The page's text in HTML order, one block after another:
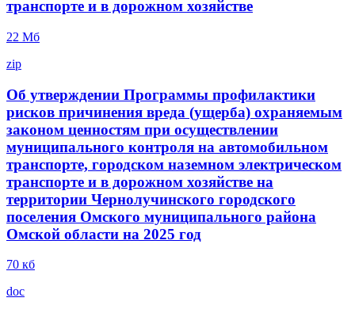
транспорте и в дорожном хозяйстве
22 Mб
zip
Об утверждении Программы профилактики
рисков причинения вреда (ущерба) охраняемым
законом ценностям при осуществлении
муниципального контроля на автомобильном
транспорте, городском наземном электрическом
транспорте и в дорожном хозяйстве на
территории Чернолучинского городского
поселения Омского муниципального района
Омской области на 2025 год
70 кб
doc